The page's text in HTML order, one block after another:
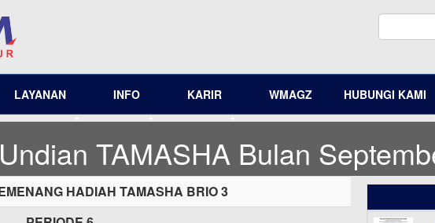
LAYANAN INFO KARIR WMAGZ HUBUNGI KAMI
TAMASHA Bulan
HADIAH TAMASHA BRIO 3